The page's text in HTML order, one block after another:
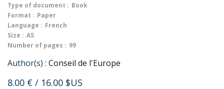
Type of document : Book
Format : Paper
Language : French
Size : A5
Number of pages : 99
Author(s) : Conseil de l'Europe
8.00 € / 16.00 $US